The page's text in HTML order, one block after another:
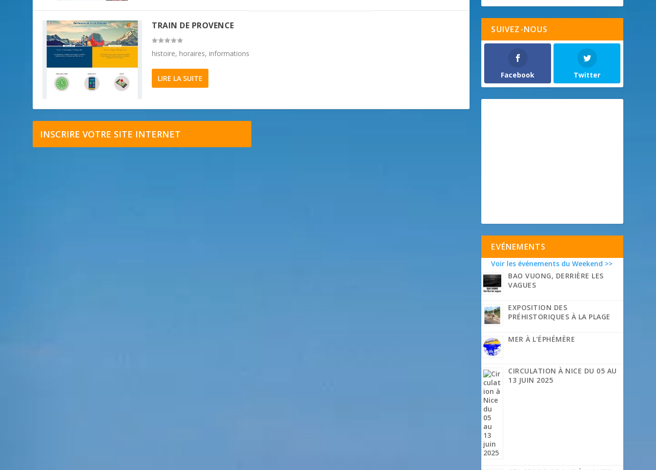
TRAIN DE PROVENCE
histoire, horaires, informations
LIRE LA SUITE
INSCRIRE VOTRE SITE INTERNET
SUIVEZ-NOUS
Facebook Twitter
EVÉNEMENTS
Voir les événements du Weekend >>
BAO VUONG, DERRIÈRE LES
VAGUES
EXPOSITION DES
PRÉHISTORIQUES À LA PLAGE
MER À L’ÉPHÉMÈRE
CIRCULATION À NICE DU 05 AU
13 JUIN 2025